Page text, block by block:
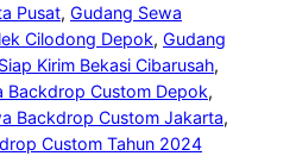
Pusat, Gudang Sewa
Cilodong Depok, Gudang
Kirim Bekasi Cibarusah
Backdrop Custom Depok
Backdrop Custom Jakarta
Custom Tahun 2024